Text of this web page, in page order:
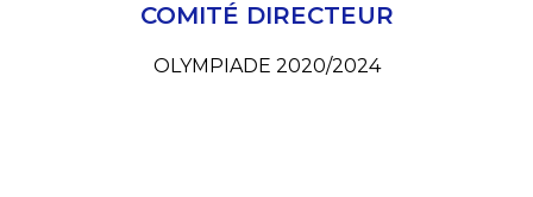
COMITÉ DIRECTEUR
OLYMPIADE 2020/2024